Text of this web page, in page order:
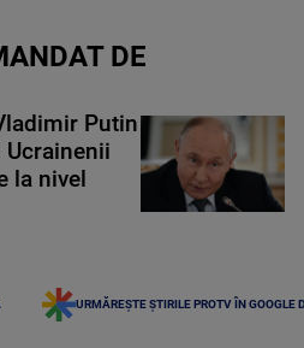
DE
Putin
Ucrainenii
la nivel
URMĂREȘTE ȘTIRILE PROTV ÎN GOOGLE